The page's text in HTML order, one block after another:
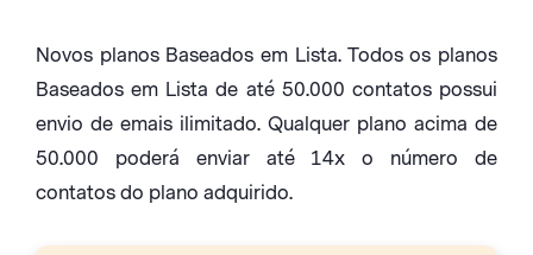
Novos planos Baseados em Lista. Todos os planos
Baseados em Lista de até 50.000 contatos possui
envio de emais ilimitado. Qualquer plano acima de
50.000 poderá enviar até 14x o número de
contatos do plano adquirido.